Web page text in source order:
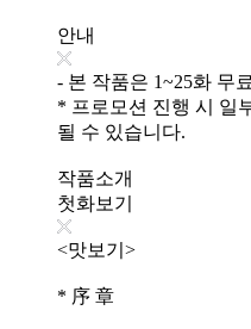
안내
- 본 작품은 1~25화 무
* 프로모션 진행 시 일
될 수 있습니다.
작품소개
첫화보기
<맛보기>
* 序 章